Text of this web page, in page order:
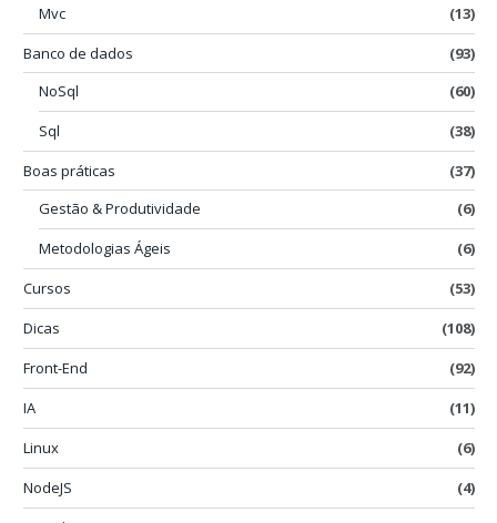
Mvc
(13)
Banco de dados
(93)
NoSql
(60)
Sql
(38)
Boas práticas
(37)
Gestão & Produtividade
(6)
Metodologias Ágeis
(6)
Cursos
(53)
Dicas
(108)
Front-End
(92)
IA
(11)
Linux
(6)
NodeJS
(4)